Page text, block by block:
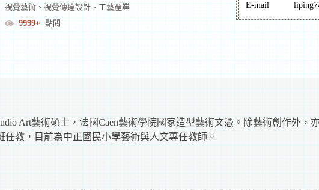
視覺藝術 、 視覺傳達設計 、 工藝產業
9999+ 點閱
E-mail
Art藝術碩士，法國Caen藝術學院國家造型藝術文憑。除藝術創作外，
教，目前為中正國民小學藝術與人文專任教師。